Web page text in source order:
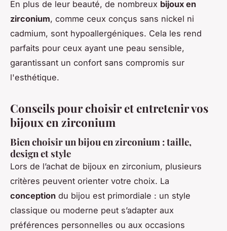
En plus de leur beauté, de nombreux bijoux en
zirconium, comme ceux conçus sans nickel ni
cadmium, sont hypoallergéniques. Cela les rend
parfaits pour ceux ayant une peau sensible,
garantissant un confort sans compromis sur
l'esthétique.
Conseils pour choisir et entretenir vos
bijoux en zirconium
Bien choisir un bijou en zirconium : taille,
design et style
Lors de l’achat de bijoux en zirconium, plusieurs
critères peuvent orienter votre choix. La
conception du bijou est primordiale : un style
classique ou moderne peut s’adapter aux
préférences personnelles ou aux occasions